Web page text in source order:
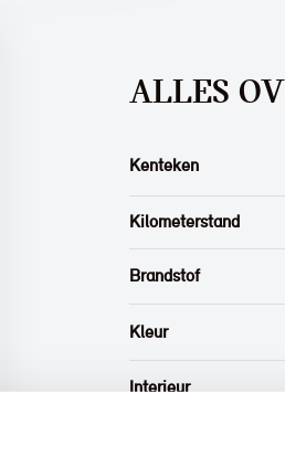
ALLES
Kenteken
Kilometerstand
Brandstof
Kleur
Interieur